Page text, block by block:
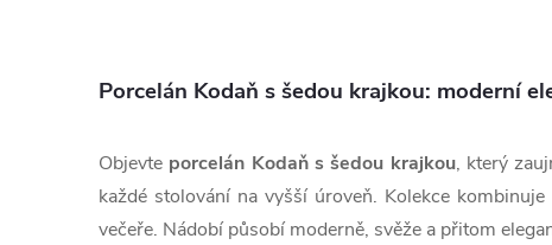
l
á
d
Porcelán Kodaň s šedou krajkou: moderní
Objevte porcelán Kodaň s šedou krajkou, který
každé stolování na vyšší úroveň. Kolekce kombinuje
večeře. Nádobí působí moderně, svěže a přitom